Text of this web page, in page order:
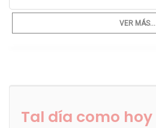
VER MÁS...
Tal día como hoy